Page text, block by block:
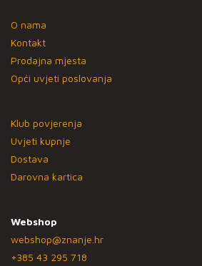
O nama
Kontakt
Prodajna mjesta
Opći uvjeti poslovanja
Klub povjerenja
Uvjeti kupnje
Dostava
Darovna kartica
Webshop
webshop@znanje.hr
+385 43 295 718